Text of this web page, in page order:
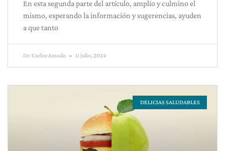
En esta segunda parte del artículo, amplío y culmino el
mismo, esperando la información y sugerencias, ayuden
a que tanto
Dr. Carlos Amado 11 julio, 2024
DELICIAS SALUDABLES